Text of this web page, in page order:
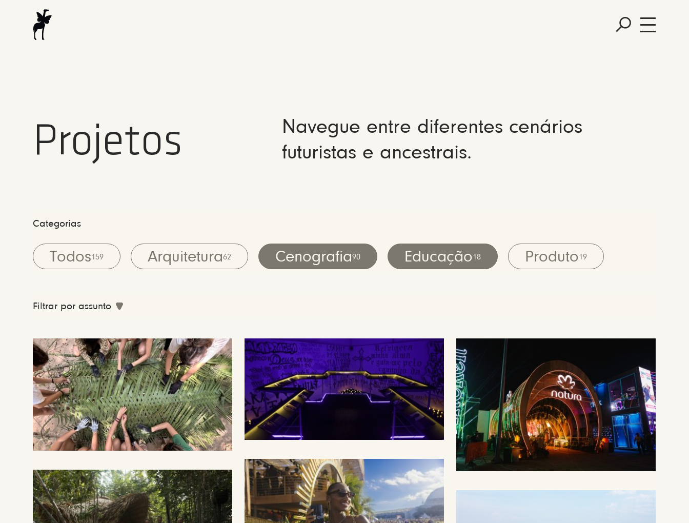
Projetos
Navegue entre diferentes cenários
futuristas e ancestrais.
Categorias
Todos159 Arquitetura62 Cenografia90 Educação18 Produto19
Filtrar por assunto